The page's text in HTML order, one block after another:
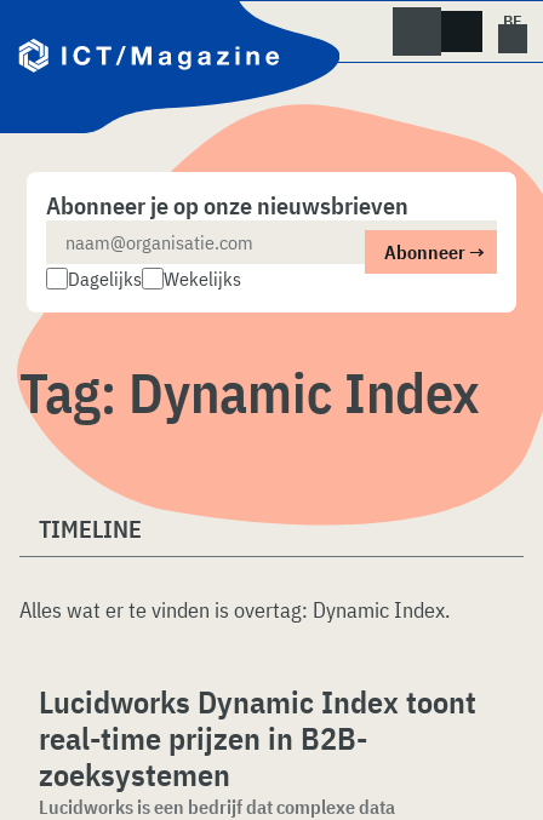
naar
content
Abonneer je op onze nieuwsbrieven
Dagelijks Wekelijks
Tag: Dynamic Index
TIMELINE
Alles wat er te vinden is overtag: Dynamic Index.
Lucidworks Dynamic Index toont
real-time prijzen in B2B-
zoeksystemen
Lucidworks is een bedrijf dat complexe data